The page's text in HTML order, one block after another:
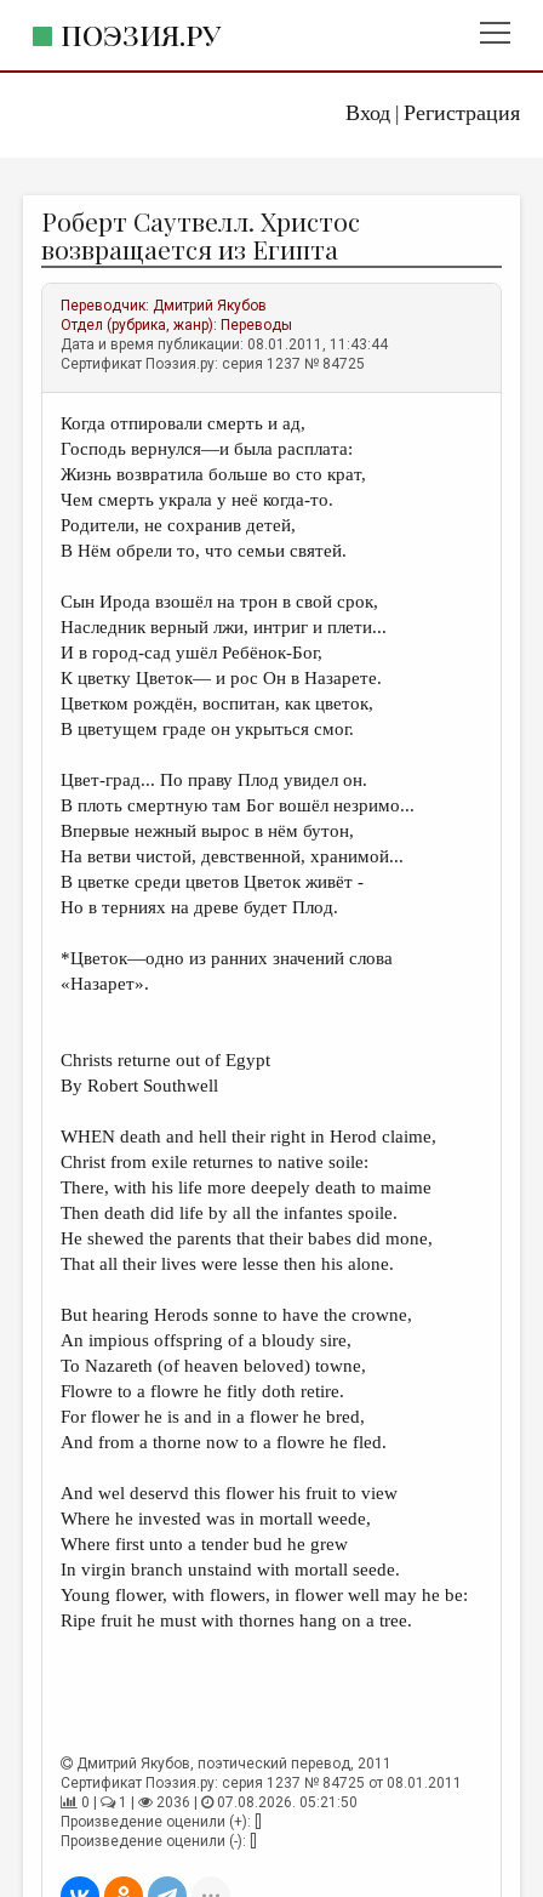
Вход| Регистрация
ПОЭЗИЯ.РУ
ЖАНРЫ
АВТОРЫ
КОММЕНТАРИИ
ЛИТСАЛОН
ПРАВИЛА САЙТА
ОТДЕЛЫ И РУБРИКИ
ИЗБРАННОЕ
ПРОИЗВЕДЕНИЯ
ПЕРЕВОДЫ
КОНКУРСЫ
КНИЖНАЯ ПОЛКА
ОБЗОР ЛИТЕРАТУРЫ
СТРАНИЦЫ ПАМЯТИ
ОБЪЯВЛЕНИЯ
КОЛОНКА РЕДАКТОРА
ОТ РЕДАКЦИИ
МАЛАЯ ПРОЗА
ЭССЕИСТИКА
ЛИТЕРАТУРОВЕДЕНИЕ
КУЛЬТУРОВЕДЕНИЕ
ПУБЛИЦИСТИКА
РЕЦЕНЗИРОВАНИЕ
ЦИКЛЫ ПУБЛИКАЦИЙ
ТРЕДИАКОВСКИЙ
МЕДИА
Роберт Саутвелл. Христос
возвращается из Египта
Переводчик:Дмитрий Якубов
Отдел (рубрика, жанр): Переводы
Дата и время публикации: 08.01.2011, 11:43:44
Сертификат Поэзия.ру: серия 1237 № 84725
Когда отпировали смерть и ад,
Господь вернулся—и была расплата:
Жизнь возвратила больше во сто крат,
Чем смерть украла у неё когда-то.
Родители, не сохранив детей,
В Нём обрели то, что семьи святей.
Сын Ирода взошёл на трон в свой срок,
Наследник верный лжи, интриг и плети...
И в город-сад ушёл Ребёнок-Бог,
К цветку Цветок— и рос Он в Назарете.
Цветком рождён, воспитан, как цветок,
В цветущем граде он укрыться смог.
Цвет-град... По праву Плод увидел он.
В плоть смертную там Бог вошёл незримо...
Впервые нежный вырос в нём бутон,
На ветви чистой, девственной, хранимой...
В цветке среди цветов Цветок живёт -
Но в терниях на древе будет Плод.
*Цветок—одно из ранних значений слова
«Назарет».
Christs returne out of Egypt
By Robert Southwell
WHEN death and hell their right in Herod claime,
Christ from exile returnes to native soile:
There, with his life more deepely death to maime
Then death did life by all the infantes spoile.
He shewed the parents that their babes did mone,
That all their lives were lesse then his alone.
But hearing Herods sonne to have the crowne,
An impious offspring of a bloudy sire,
To Nazareth (of heaven beloved) towne,
Flowre to a flowre he fitly doth retire.
For flower he is and in a flower he bred,
And from a thorne now to a flowre he fled.
And wel deservd this flower his fruit to view
Where he invested was in mortall weede,
Where first unto a tender bud he grew
In virgin branch unstaind with mortall seede.
Young flower, with flowers, in flower well may he be:
Ripe fruit he must with thornes hang on a tree.
Дмитрий Якубов, поэтический перевод, 2011
Сертификат Поэзия.ру: серия 1237 № 84725 от 08.01.2011
0 |
1 | 2036 |
07.08.2026. 05:21:50
Произведение оценили (+): []
Произведение оценили (-): []